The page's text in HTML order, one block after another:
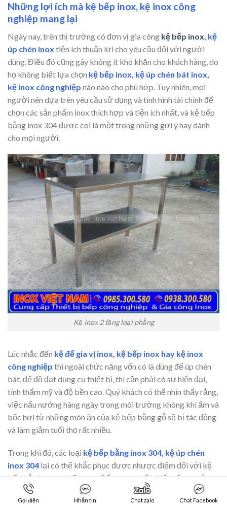
Những lợi ích mà kệ bếp inox, kệ inox công
nghiệp mang lại
Ngày nay, trên thị trường có đơn vị gia công kệ bếp inox , kệ
úp chén inox tiện ích thuận lợi cho yêu cầu đối với người
dùng. Điều đó cũng gây không ít khó khăn cho khách hàng, do
họ không biết lựa chọn kệ bếp inox, kệ úp chén bát inox,
kệ inox công nghiệp nào nào cho phù hợp. Tuy nhiên, mọi
người nên dựa trên yêu cầu sử dụng và tình hình tài chính để
chọn các sản phẩm inox thích hợp và tiện ích nhất, và kệ bếp
bằng inox 304 được coi là một trong những gợi ý hay dành
cho mọi người.
Kệ inox 2 tầng loại phẳng
Lúc nhắc đến kệ để gia vị inox, kệ bếp inox hay kệ inox
công nghiệp thì ngoài chức năng vốn có là dùng để úp chén
bát, để đồ đạt dụng cụ thiết bị, thì cần phải có sự hiện đại,
tính thẩm mỹ và độ bền cao. Quý khách có thể nhìn thấy rằng,
việc nấu nướng hàng ngày trong môi trường không khí ẩm và
bốc hơi từ những món ăn của kệ bếp bằng gỗ sẽ bị tác động
và làm giảm tuổi thọ rất nhiều.
Trong khi đó, các loại kệ bếp bằng inox 304, kệ úp chén
inox 304 lại có thể khắc phục được nhược điểm đối với kệ
bếp gỗ và mang những ưu điểm vượt trội chiếm được cảm
tình đối với nhiều người tiêu dùng. Với chất liệu Inox 304 còn
được gọi là thép không gỉ, kệ bếp inox, kệ inox công nghiệp
Gọi điện Nhắn tin Chat zalo Chat Facebook